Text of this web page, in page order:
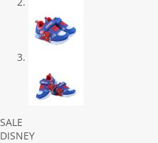
Previous
Next
SALE
DISNEY